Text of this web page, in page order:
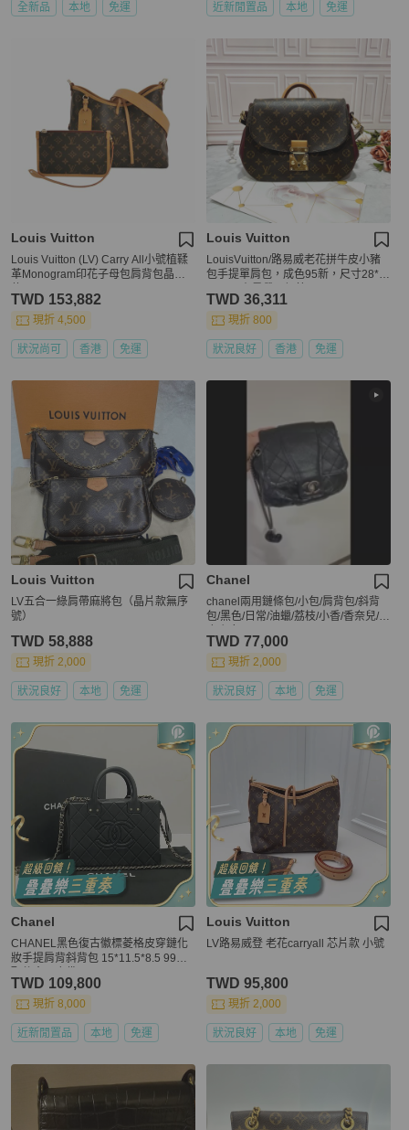
全新品 本地 免運 近新閒置品 本地 免運
Louis Vuitton
Louis Vuitton (LV) Carry All小號植鞣
革Monogram印花子母包肩背包晶片
TWD 153,882
現折 4,500
狀況尚可 香港 免運
Louis Vuitton
LouisVuitton/路易威老花拼牛皮小豬
包手提單肩包，成色95新，尺寸28*1
TWD 36,311
現折 800
狀況良好 香港 免運
Louis Vuitton
LV五合一綠肩帶麻將包（晶片款無序
號）
TWD 58,888
現折 2,000
狀況良好 本地 免運
Chanel
chanel兩用鏈條包/小包/肩背包/斜背
包/黑色/日常/油蠟/荔枝/小香/香奈兒/牛
TWD 77,000
現折 2,000
狀況良好 本地 免運
Chanel
CHANEL黑色復古徽標菱格皮穿鏈化
妝手提肩背斜背包 15*11.5*8.5 99新
TWD 109,800
現折 8,000
近新閒置品 本地 免運
Louis Vuitton
LV路易威登 老花carryall 芯片款 小號
TWD 95,800
現折 2,000
狀況良好 本地 免運